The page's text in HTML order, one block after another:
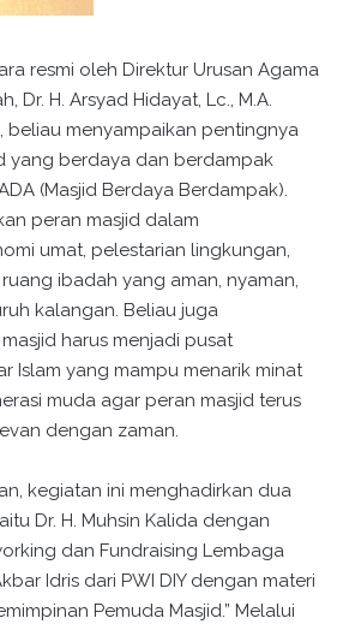
resmi oleh Direktur Urusan Agama
Dr. H. Arsyad Hidayat, Lc., M.A.
beliau menyampaikan pentingnya
yang berdaya dan berdampak
(Masjid Berdaya Berdampak).
peran masjid dalam
umat, pelestarian lingkungan,
ibadah yang aman, nyaman,
kalangan. Beliau juga
harus menjadi pusat
Islam yang mampu menarik minat
muda agar peran masjid terus
dengan zaman.
kegiatan ini menghadirkan dua
Dr. H. Muhsin Kalida dengan
dan Fundraising Lembaga
Idris dari PWI DIY dengan materi
Pemuda Masjid.” Melalui